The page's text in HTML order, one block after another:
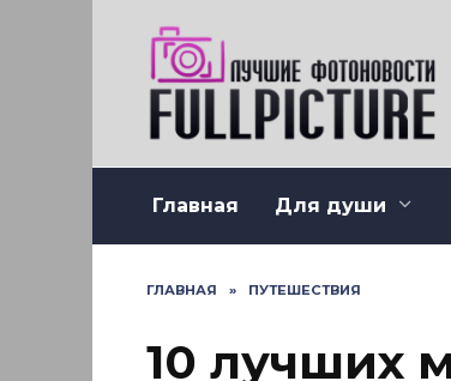
Главная Для души
ГЛАВНАЯ » ПУТЕШЕСТВИЯ
10 лучших